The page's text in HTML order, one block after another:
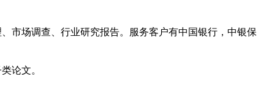
市场调查、行业研究报告。服务客户有中国银行，中银保
论文。